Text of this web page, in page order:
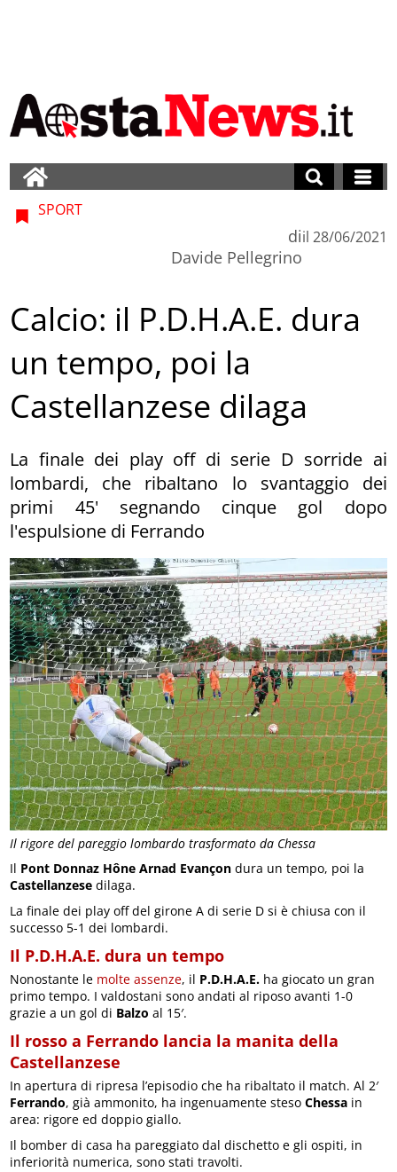
Il rigore del pareggio lombardo trasformato da Chessa
SPORT
di
Davide Pellegrino
il 28/06/2021
Calcio: il P.D.H.A.E. dura
un tempo, poi la
Castellanzese dilaga
La finale dei play off di serie D sorride ai
lombardi, che ribaltano lo svantaggio dei
primi 45' segnando cinque gol dopo
l'espulsione di Ferrando
Il Pont Donnaz Hône Arnad Evançon dura un tempo, poi la
Castellanzese dilaga.
La finale dei play off del girone A di serie D si è chiusa con il
successo 5-1 dei lombardi.
Il P.D.H.A.E. dura un tempo
Nonostante le molte assenze, il P.D.H.A.E. ha giocato un gran
primo tempo. I valdostani sono andati al riposo avanti 1-0
grazie a un gol di Balzo al 15′.
Il rosso a Ferrando lancia la manita della
Castellanzese
In apertura di ripresa l’episodio che ha ribaltato il match. Al 2′
Ferrando, già ammonito, ha ingenuamente stesoChessa in
area: rigore ed doppio giallo.
Il bomber di casa ha pareggiato dal dischetto e gli ospiti, in
inferiorità numerica, sono stati travolti.